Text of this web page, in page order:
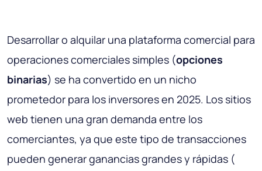
Desarrollar o alquilar una plataforma comercial para
operaciones comerciales simples (opciones
binarias) se ha convertido en un nicho
prometedor para los inversores en 2025. Los sitios
web tienen una gran demanda entre los
comerciantes, ya que este tipo de transacciones
pueden generar ganancias grandes y rápidas (